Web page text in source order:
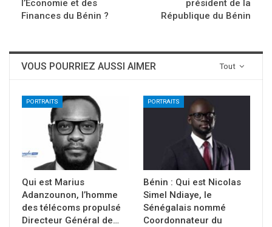
l’Économie et des
Finances du Bénin ?
président de la
République du Bénin
Tout
VOUS POURRIEZ AUSSI AIMER
PORTRAITS
Qui est Marius
Adanzounon, l’homme
des télécoms propulsé
Directeur Général de…
PORTRAITS
Bénin : Qui est Nicolas
Simel Ndiaye, le
Sénégalais nommé
Coordonnateur du